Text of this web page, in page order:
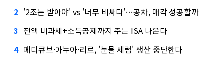
2 '2조는 받아야' vs '너무 비싸다'…공차, 매각 성공할까
3 전액 비과세+소득공제까지 주는 ISA 나온다
4 메디큐브·아누아·리르, '눈물 세럼' 생산 중단한다